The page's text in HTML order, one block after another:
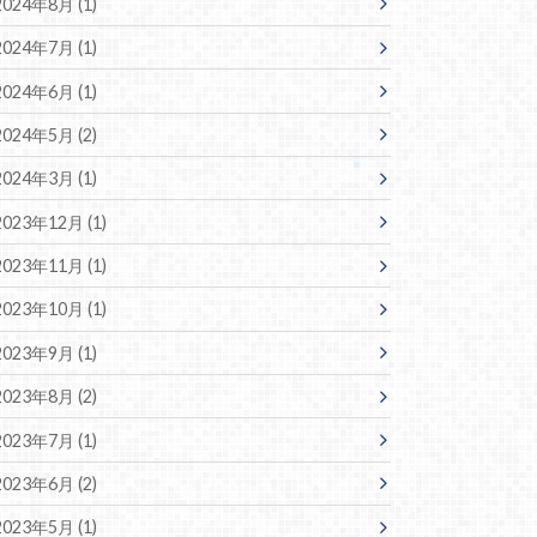
年7月 (1)
年6月 (1)
年5月 (2)
年3月 (1)
年12月 (1)
年11月 (1)
年10月 (1)
年9月 (1)
年8月 (2)
年7月 (1)
年6月 (2)
年5月 (1)